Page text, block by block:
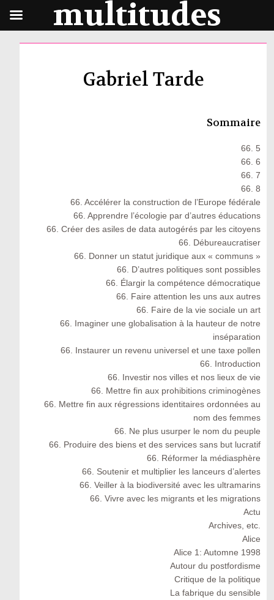
Gabriel Tarde
Sommaire
66. 5
66. 6
66. 7
66. 8
66. Accélérer la construction de l’Europe fédérale
66. Apprendre l’écologie par d’autres éducations
66. Créer des asiles de data autogérés par les citoyens
66. Débureaucratiser
66. Donner un statut juridique aux « communs »
66. D’autres politiques sont possibles
66. Élargir la compétence démocratique
66. Faire attention les uns aux autres
66. Faire de la vie sociale un art
66. Imaginer une globalisation à la hauteur de notre
inséparation
66. Instaurer un revenu universel et une taxe pollen
66. Introduction
66. Investir nos villes et nos lieux de vie
66. Mettre fin aux prohibitions criminogènes
66. Mettre fin aux régressions identitaires ordonnées au
nom des femmes
66. Ne plus usurper le nom du peuple
66. Produire des biens et des services sans but lucratif
66. Réformer la médiasphère
66. Soutenir et multiplier les lanceurs d’alertes
66. Veiller à la biodiversité avec les ultramarins
66. Vivre avec les migrants et les migrations
Actu
Archives, etc.
Alice
Alice 1: Automne 1998
Autour du postfordisme
Critique de la politique
La fabrique du sensible
multitudes